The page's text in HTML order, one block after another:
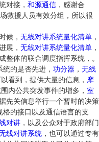
对接， 和源通信 ，感谢合
场救援人员有效分组，所以很
候， 无线对讲系统量化清单 ，
展， 无线对讲系统量化清单 ，
体的联合调度指挥系统，。
的是否先进， 功分器 ， 无线
看到，提供大量的信息， 摩
内公共突发事件的增多， 室
先关信息举行一个暂时的决策
的接口以及通信语言的支
对讲 ，以及公众对于政府部门
线对讲系统 ，也可以通过专有